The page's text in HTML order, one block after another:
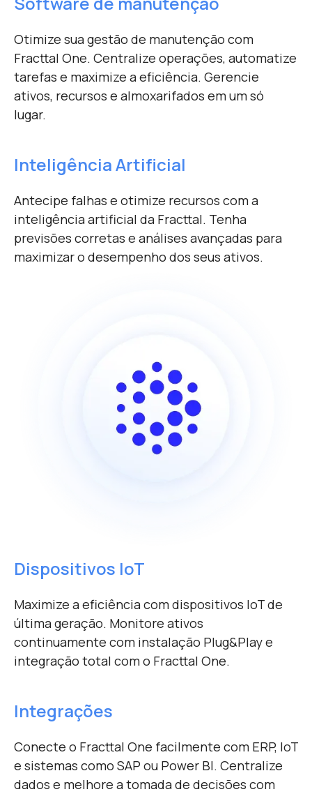
Otimize sua gestão de manutenção com
Fracttal One. Centralize operações, automatize
tarefas e maximize a eficiência. Gerencie
ativos, recursos e almoxarifados em um só
lugar.
Inteligência Artificial
Antecipe falhas e otimize recursos com a
inteligência artificial da Fracttal. Tenha
previsões corretas e análises avançadas para
maximizar o desempenho dos seus ativos.
Dispositivos IoT
Maximize a eficiência com dispositivos IoT de
última geração. Monitore ativos
continuamente com instalação Plug&Play e
integração total com o Fracttal One.
Integrações
Conecte o Fracttal One facilmente com ERP, IoT
e sistemas como SAP ou Power BI. Centralize
dados e melhore a tomada de decisões com